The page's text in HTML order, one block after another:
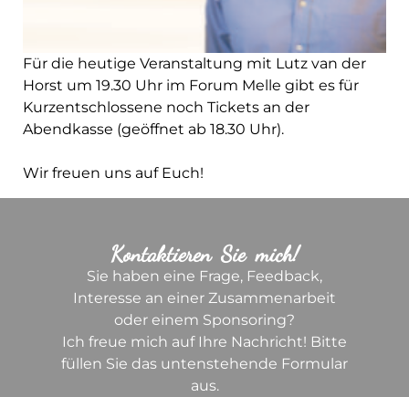
Für die heutige Veranstaltung mit Lutz van der
Horst um 19.30 Uhr im Forum Melle gibt es für
Kurzentschlossene noch Tickets an der
Abendkasse (geöffnet ab 18.30 Uhr).
Wir freuen uns auf Euch!
Kontaktieren Sie mich!
Sie haben eine Frage, Feedback,
Interesse an einer Zusammenarbeit
oder einem Sponsoring?
Ich freue mich auf Ihre Nachricht! Bitte
füllen Sie das untenstehende Formular
aus.